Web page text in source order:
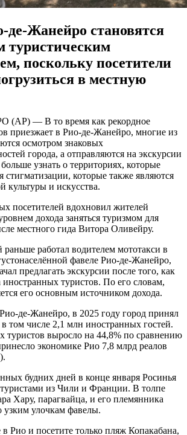
Жанейро становятся
туристическим
поскольку посетители
в местную
— В то время как рекордное
приезжает в Рио-де-Жанейро, многие из
осмотром знаковых
города, а отправляются на экскурсии
узнать о территориях, которые
стигматизации, которые также являются
культуры и искусства.
посетителей вдохновил жителей
дохода заняться туризмом для
местного гида Витора Оливейру.
работал водителем мототакси в
фавеле Рио-де-Жанейро,
предлагать экскурсии после того, как
иностранных туристов. По его словам,
его основным источником дохода.
де-Жанейро, в 2025 году город принял
том числе 2,1 млн иностранных гостей.
туристов выросло на 44,8% по сравнению
экономике Рио 7,8 млрд реалов
будних дней в конце января Росинья
из Чили и Франции. В толпе
Хару, парагвайца, и его племянника
узким улочкам фавелы.
Рио и посетите только пляж Копакабана,